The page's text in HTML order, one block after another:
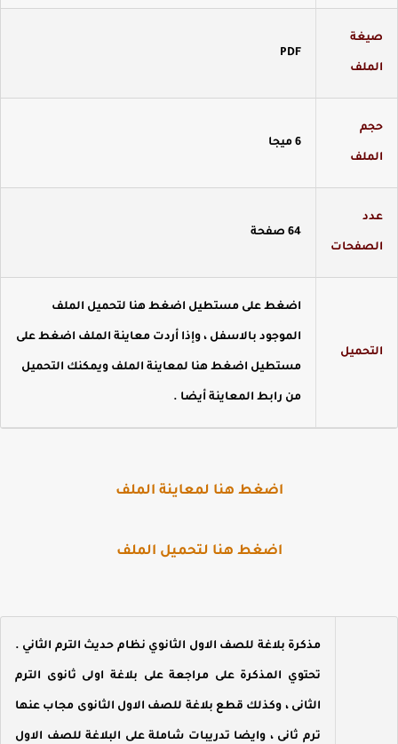
صيغة
الملف
PDF
حجم
الملف
عدد
الصفحات
التحميل
اضغطعلى مستطيل اضغط هنا لتحميل الملف
الموجود بالاسفل ، وإذا أردت معاينة الملف اضغط على
مستطيل اضغط هنا لمعاينة الملف ويمكنك التحميل
من رابط المعاينة أيضا .
اضغط هنا لمعاينة الملف
اضغط هنا لتحميل الملف
مذكرة بلاغة للصف الاول الثانوي نظام حديث الترم الثاني .
تحتوي المذكرة على مراجعة على بلاغة اولى ثانوى الترم
الثانى ، وكذلك قطع بلاغة للصف الاول الثانوى مجاب عنها
ترم ثانى ، وايضا تدريبات شاملة على البلاغة للصف الاول